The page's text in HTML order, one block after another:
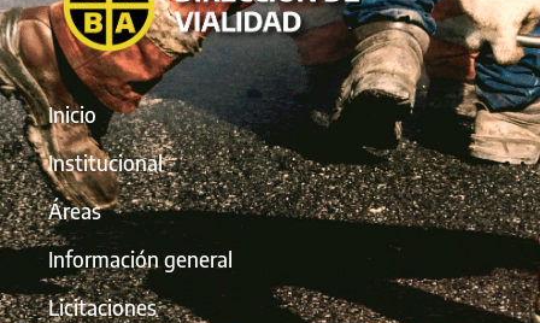
Inicio
Institucional
Áreas
Información general
Licitaciones